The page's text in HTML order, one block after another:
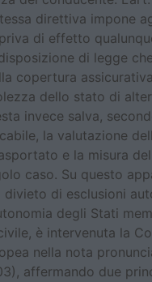
direttiva impone
di effetto
di legge
copertura
dello stato di
invece salva,
la valutazione
e la misura
caso. Su questo
di esclusioni
degli Stati
è intervenuta la
nella nota
affermando due